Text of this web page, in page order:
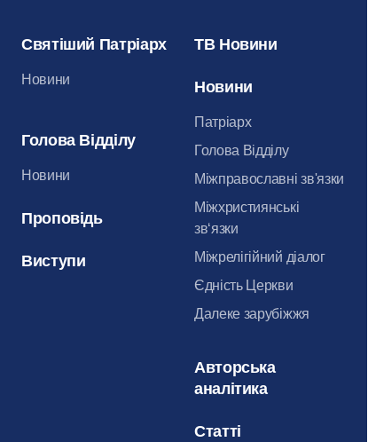
Святіший Патріарх
Новини
Голова Відділу
Новини
Проповідь
Виступи
ТВ Новини
Новини
Патріарх
Голова Відділу
Міжправославні зв'язки
Міжхристиянські
зв‘язки
Міжрелігійний діалог
Єдність Церкви
Далеке зарубіжжя
Авторська
аналітика
Статті